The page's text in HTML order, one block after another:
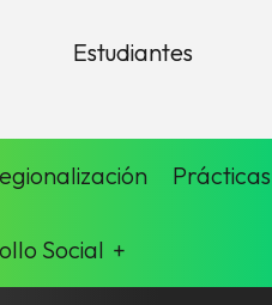
Estudiantes
Prácticas
Social